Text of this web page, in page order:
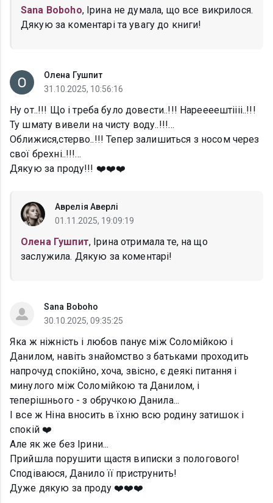
Sana Boboho, Ірина не думала, що все викрилося.
Дякую за коментарі та увагу до книги!
Олена Гушпит
31.10.2025, 10:56:16
Ну от..!!! Що і треба було довести..!!! Нареееештіііі..!!!
Ту шмату вивели на чисту воду..!!!…
Оближися,стерво..!!! Тепер залишиться з носом через
свої брехні..!!!…
Дякую за проду!!! ❤️❤️❤️
Аврелія Аверлі
01.11.2025, 19:09:19
Олена Гушпит, Ірина отримала те, на що
заслужила. Дякую за коментарі!
Sana Boboho
30.10.2025, 09:35:25
Яка ж ніжність і любов панує між Соломійкою і
Данилом, навіть знайомство з батьками проходить
напрочуд спокійно, хоча, звісно, є деякі питання і
минулого між Соломійкою та Данилом, і
теперішнього - з обручкою Данила...
І все ж Ніна вносить в їхню всю родину затишок і
спокій ❤️
Але як же без Ірини...
Прийшла порушити щастя виписки з пологового!
Сподіваюся, Данило її приструнить!
Дуже дякую за проду ❤️❤️❤️